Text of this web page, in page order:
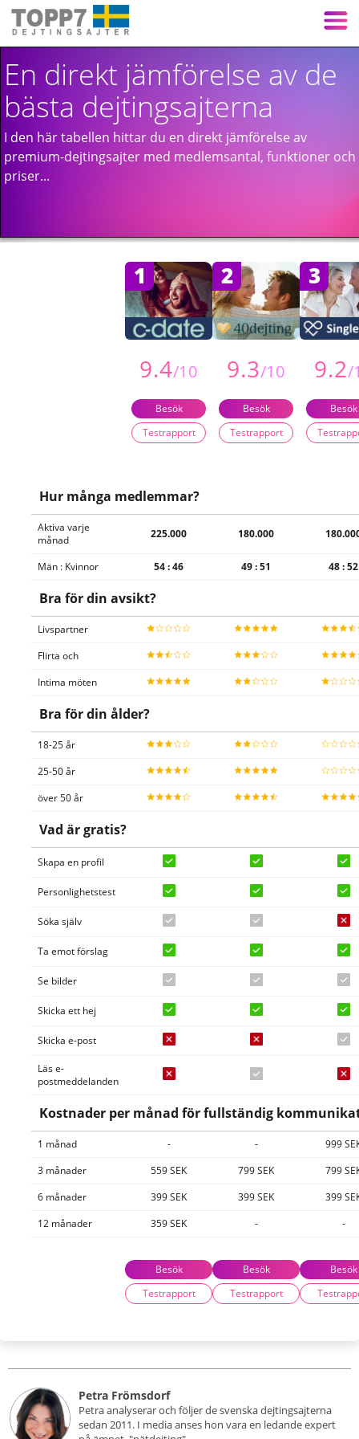
En direkt jämförelse av de
bästa dejtingsajterna
I den här tabellen hittar du en direkt jämförelse av
premium-dejtingsajter med medlemsantal, funktioner och
priser...
1 2 3
9.4
Besök
Testrapport
9.3
Besök
Testrapport
9.2
Besök
Hur många medlemmar?
Aktiva varje
månad
225.000 180.000
Män : Kvinnor 54 : 46 49 : 51 48 : 52
Bra för din avsikt?
Livspartner
Flirta och
Intima möten
Bra för din ålder?
18-25 år
25-50 år
över 50 år
Vad är gratis?
Skapa en profil
Personlighetstest
Söka själv
Ta emot förslag
Se bilder
Skicka ett hej
Skicka e-post
Läs e-
postmeddelanden
Kostnader per månad för fullständig
1 månad - -
999
3 månader
559 SEK 799 SEK
799
6 månader
399 SEK 399 SEK
399
12 månader
359 SEK - -
Besök
Testrapport
Besök
Testrapport
Besök
Petra Frömsdorf
Petra analyserar och följer de svenska dejtingsajterna
sedan 2011. I media anses hon vara en ledande expert